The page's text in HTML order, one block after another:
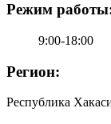
Режим
9:00-18:00
Регион:
Республика